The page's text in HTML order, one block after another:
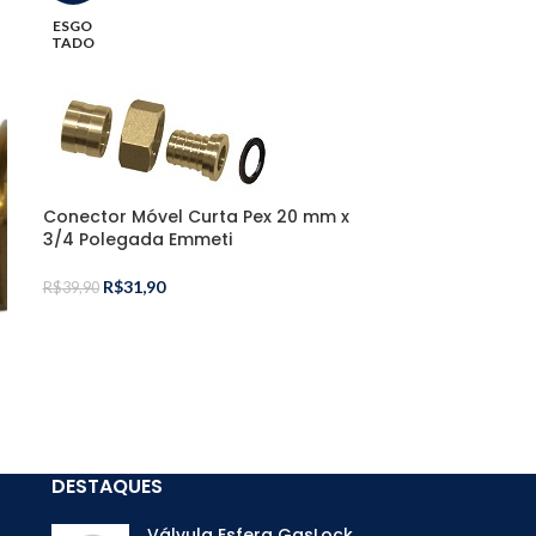
ESGO
TADO
Conector Móvel Curta Pex 20 mm x
3/4 Polegada Emmeti
R$39,90 R$31,90
DESTAQUES